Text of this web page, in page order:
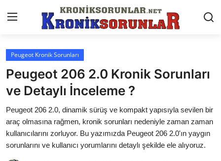
Anasayfa
Markalar
İletişim
Trafik & Cezalar
Sigorta & Kasko
Peugeot Kronik Sorunları
Peugeot 206 2.0 Kronik Sorunları
ve Detaylı İnceleme ?
Peugeot 206 2.0, dinamik sürüş ve kompakt yapısıyla sevilen bir
araç olmasına rağmen, kronik sorunları nedeniyle zaman zaman
kullanıcılarını zorluyor. Bu yazımızda Peugeot 206 2.0'ın yaygın
sorunlarını ve kullanıcı yorumlarını detaylı şekilde ele alıyoruz.